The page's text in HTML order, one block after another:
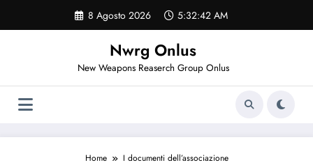
contenuto
8 Agosto 2026 5:32:42 AM
Nwrg Onlus
New Weapons Reaserch Group Onlus
Home I documenti dell’associazione